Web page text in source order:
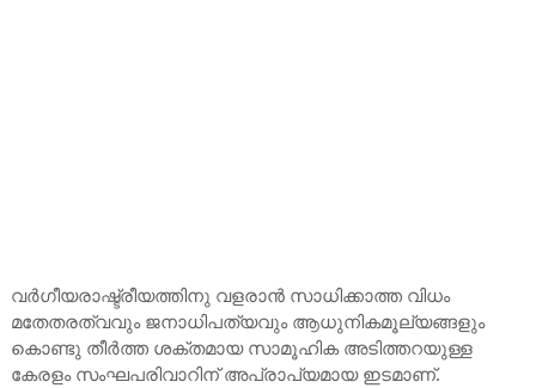
വര്‍ഗീയരാഷ്ട്രീയത്തിനു വളരാന്‍ സാധിക്കാത്ത വിധം
മതേതരത്വവും ജനാധിപത്യവും ആധുനികമൂല്യങ്ങളും
കൊണ്ടു തീര്‍ത്ത ശക്തമായ സാമൂഹിക അടിത്തറയുള്ള
കേരളം സംഘപരിവാറിന് അപ്രാപ്യമായ ഇടമാണ്.